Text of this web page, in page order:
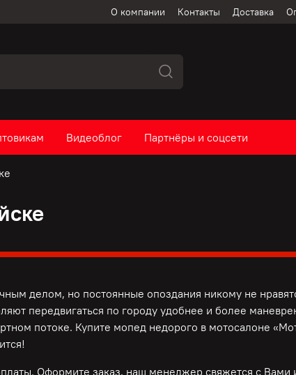
О компании Контакты Доставка
Видеоблог Партнёры и соцсети
делом, но постоянные опоздания никому не
передвигаться по городу удобнее и более
потоке. Купите мопед недорого в мотосалоне
Оформите заказ, наш менеджер свяжется с Вами